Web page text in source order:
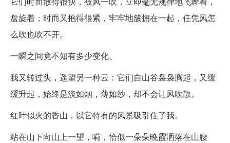
盘旋着；时而又抱得很紧，牢牢地簇拥在一起，任凭风怎
么吹也吹不开。
一瞬之间竟不知有多少变化。
我又转过头，遥望另一种云：它们自山谷袅袅腾起，又缓
缓升起，始终是淡如烟，薄如纱，却不会让风吹散。
红叶似火的香山，以它特有的风景吸引住了我。
站在山下向山上一望，嗬，恰似一朵朵晚霞洒落在山腰